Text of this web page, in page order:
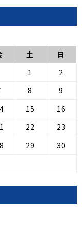
土
日
1
2
8
9
15
16
22
23
29
30